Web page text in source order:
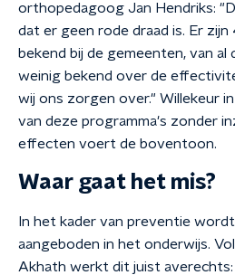
orthopedagoog Jan Hendriks:
dat er geen rode draad is. Er
bekend bij de gemeenten, van al
weinig bekend over de
wij ons zorgen over." Willekeur
van deze programma's zonder
effecten voert de boventoon.
Waar gaat het mis?
In het kader van preventie
aangeboden in het onderwijs.
Akhath werkt dit juist